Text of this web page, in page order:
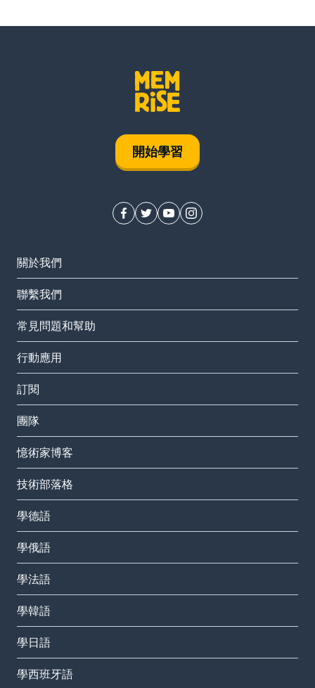
開始學習
關於我們
聯繫我們
常見問題和幫助
行動應用
訂閱
團隊
憶術家博客
技術部落格
學德語
學俄語
學法語
學韓語
學日語
學西班牙語